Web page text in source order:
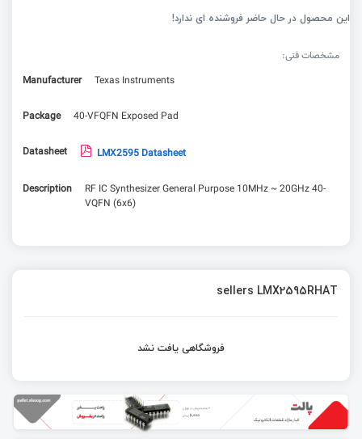
این محصول در حال حاضر فروشنده ای ندارد!
مشخصات فنی:
Manufacturer
Texas Instruments
Package 40-VFQFN Exposed Pad
Datasheet LMX2595 Datasheet
Description
RF IC Synthesizer General Purpose 10MHz ~ 20GHz 40-
VQFN (6x6)
sellers LMX2595RHAT
فروشگاهی یافت نشد